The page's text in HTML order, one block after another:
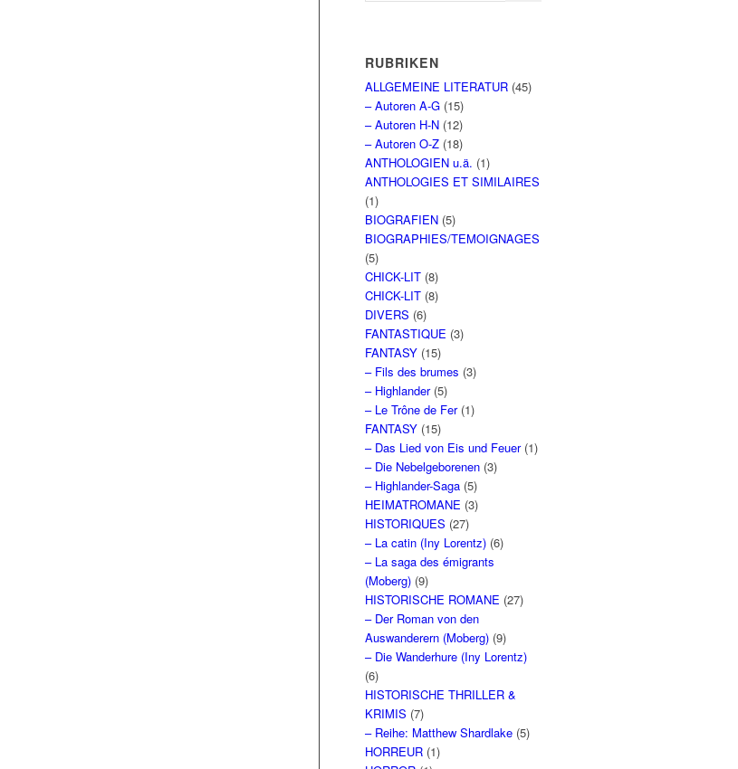
RUBRIKEN
ALLGEMEINE LITERATUR (45)
– Autoren A-G (15)
– Autoren H-N (12)
– Autoren O-Z (18)
ANTHOLOGIEN u.ä. (1)
ANTHOLOGIES ET SIMILAIRES
(1)
BIOGRAFIEN (5)
BIOGRAPHIES/TEMOIGNAGES
(5)
CHICK-LIT (8)
CHICK-LIT (8)
DIVERS (6)
FANTASTIQUE (3)
FANTASY (15)
– Fils des brumes (3)
– Highlander(5)
– Le Trône de Fer(1)
FANTASY (15)
– Das Lied von Eis und Feuer(1)
– Die Nebelgeborenen (3)
– Highlander-Saga (5)
HEIMATROMANE (3)
HISTORIQUES (27)
– La catin (Iny Lorentz) (6)
– La saga des émigrants
(Moberg) (9)
HISTORISCHE ROMANE (27)
– Der Roman von den
Auswanderern (Moberg) (9)
– Die Wanderhure (Iny Lorentz)
(6)
HISTORISCHE THRILLER &
KRIMIS (7)
– Reihe: Matthew Shardlake (5)
HORREUR (1)